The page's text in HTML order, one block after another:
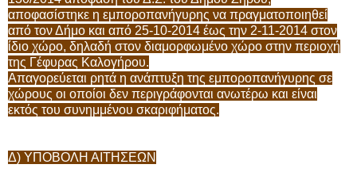
αποφασίστηκε η εμποροπανήγυρης να πραγματοποιηθεί
από τον Δήμο και από 25-10-2014 έως την 2-11-2014 στον
ίδιο χώρο, δηλαδή στον διαμορφωμένο χώρο στην περιοχή
της Γέφυρας Καλογήρου.
Απαγορεύεται ρητά η ανάπτυξη της εμποροπανήγυρης σε
χώρους οι οποίοι δεν περιγράφονται ανωτέρω και είναι
εκτός του συνημμένου σκαριφήματος.
Δ) ΥΠΟΒΟΛΗ ΑΙΤΗΣΕΩΝ